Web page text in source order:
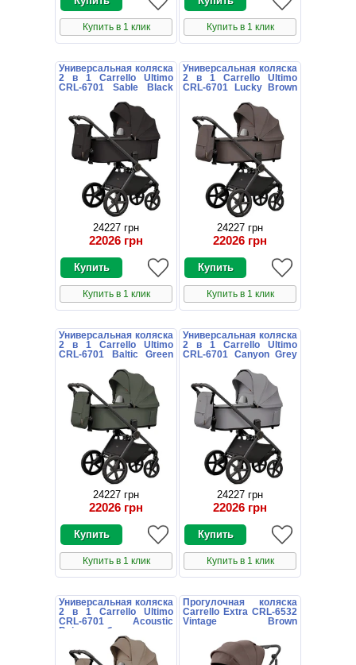
Купить в 1 клик Купить в 1 клик
Универсальная коляска
2 в 1 Carrello Ultimo
CRL-6701 Sable Black
24227 грн
22026 грн
Купить в 1 клик
Универсальная коляска
2 в 1 Carrello Ultimo
CRL-6701 Lucky Brown
дождевиком
24227 грн
22026 грн
Купить в 1 клик
Универсальная коляска
2 в 1 Carrello Ultimo
CRL-6701 Baltic Green
24227 грн
22026 грн
Купить в 1 клик
Универсальная коляска
2 в 1 Carrello Ultimo
CRL-6701 Canyon Grey
24227 грн
22026 грн
Купить в 1 клик
Универсальная коляска
2 в 1 Carrello Ultimo
CRL-6701 Acoustic
Beige бежевая с
дождевиком
Прогулочная коляска
Carrello Extra CRL-6532
Vintage Brown